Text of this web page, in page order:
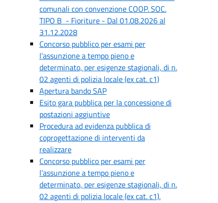
comunali con convenzione COOP. SOC.
TIPO B - Fioriture - Dal 01.08.2026 al
31.12.2028
Concorso pubblico per esami per
l’assunzione a tempo pieno e
determinato, per esigenze stagionali, di n.
02 agenti di polizia locale (ex cat. c1)
Apertura bando SAP
Esito gara pubblica per la concessione di
postazioni aggiuntive
Procedura ad evidenza pubblica di
coprogettazione di interventi da
realizzare
Concorso pubblico per esami per
l’assunzione a tempo pieno e
determinato, per esigenze stagionali, di n.
02 agenti di polizia locale (ex cat. c1).